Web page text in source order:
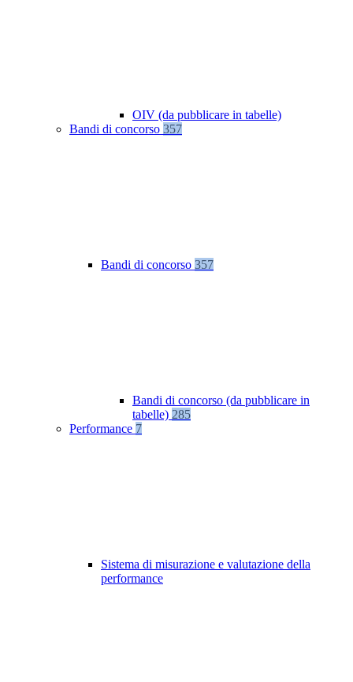
OIV (da pubblicare in tabelle)
Bandi di concorso 357
Bandi di concorso 357
Bandi di concorso (da pubblicare in
tabelle) 285
Performance 7
Sistema di misurazione e valutazione della
performance